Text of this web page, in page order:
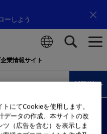
ーしよう
業情報サイト
MENU
に貢献するNBI
観察
にてCookieを使用します。
データの作成、本サイトの改
（広告を含む）を表示しま